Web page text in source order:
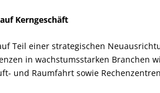
Kerngeschäft
Teil einer strategischen
in wachstumsstarken Branchen
und Raumfahrt sowie